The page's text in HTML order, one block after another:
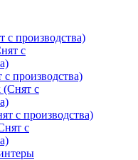
с производства)
с
производства)
с
с производства)
с